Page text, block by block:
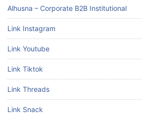
Alhusna – Corporate B2B Institutional
Link Instagram
Link Youtube
Link Tiktok
Link Threads
Link Snack